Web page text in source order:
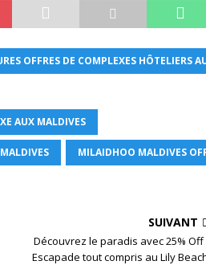
OFFRES DE COMPLEXES HÔTELIERS
AUX MALDIVES
MILAIDHOO MALDIVES
SUIVANT
Découvrez le paradis avec 25% Off
Escapade tout compris au Lily